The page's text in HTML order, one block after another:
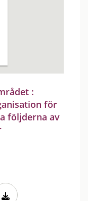
:
för
följderna av